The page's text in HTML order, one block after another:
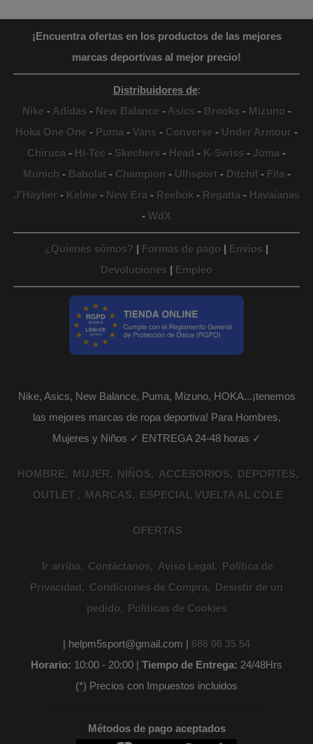
¡Encuentra ofertas en los productos de las mejores
marcas deportivas al mejor precio!
Distribuidores de:
Nike- Adidas- New Balance- Asics- Brooks- Mizuno-
Hoka One One - Puma - Vans - Converse - Under Armour -
Chiruca - Hi-Tec - Skechers - Head - K-Swiss - Joma -
Munich - Babolat- Champion - Ulhsport- Ditchil - Fila -
J'Hayber- Kelme- New Era - Reebok- Regatta - Havaianas
- WdX
¿Quienes sómos? | Formas de pago | Envíos |
Devoluciones | Empleo
Nike, Asics, New Balance, Puma, Mizuno, HOKA...¡tenemos
las mejores marcas de ropa deportiva! Para Hombres,
Mujeres y Niños ✓ ENTREGA 24-48 horas ✓
HOMBRE MUJER NIÑOS ACCESORIOS
DEPORTES
OUTLET
MARCAS ESPECIAL VUELTA AL COLE
OFERTAS
Ir arriba Contáctanos Aviso Legal
Política de
Privacidad
Condiciones de Compra
Desistir de un
pedido
Políticas de Cookies
| helpm5sport@gmail.com | 686 06 35 54
Horario: 10:00 - 20:00 | Tiempo de Entrega: 24/48Hrs
(*) Precios con Impuestos incluidos
Métodos de pago aceptados